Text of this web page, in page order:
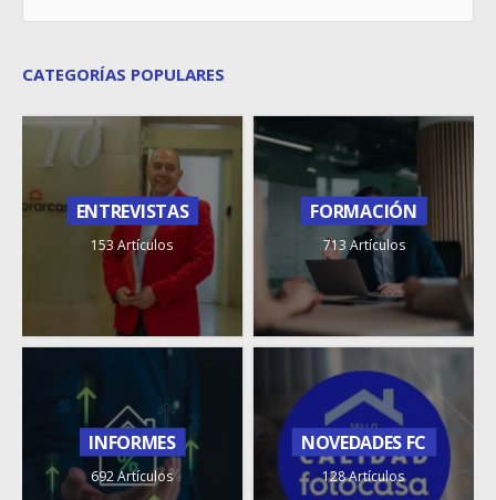
CATEGORÍAS POPULARES
ENTREVISTAS
153 Artículos
FORMACIÓN
713 Artículos
INFORMES
692 Artículos
NOVEDADES FC
128 Artículos